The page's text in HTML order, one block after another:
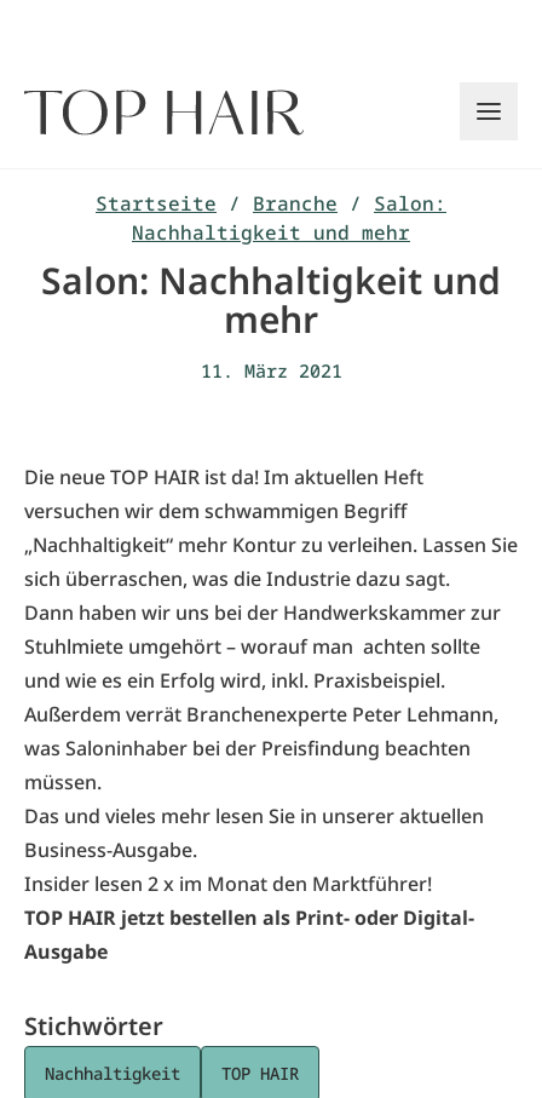
Startseite / Branche / Salon:
Nachhaltigkeit und mehr
Salon: Nachhaltigkeit und
mehr
11. März 2021
Die neue TOP HAIR ist da! Im aktuellen Heft
versuchen wir dem schwammigen Begriff
„Nachhaltigkeit“ mehr Kontur zu verleihen. Lassen Sie
sich überraschen, was die Industrie dazu sagt.
Dann haben wir uns bei der Handwerkskammer zur
Stuhlmiete umgehört – worauf man achten sollte
und wie es ein Erfolg wird, inkl. Praxisbeispiel.
Außerdem verrät Branchenexperte Peter Lehmann,
was Saloninhaber bei der Preisfindung beachten
müssen.
Das und vieles mehr lesen Sie in unserer aktuellen
Business-Ausgabe.
Insider lesen 2 x im Monat den Marktführer!
TOP HAIR jetzt bestellen als Print- oder Digital-
Ausgabe
Stichwörter
Nachhaltigkeit TOP HAIR